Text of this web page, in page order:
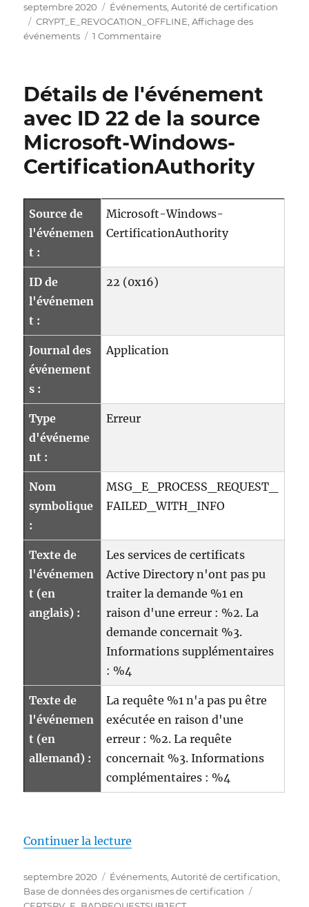
Publié
le
septembre 2020 Catégories
Événements ,Autorité de certification
Étiquettes
CRYPT_E_REVOCATION_OFFLINE ,Affichage des
événements
1 Commentairesur
mit
der
Quelle
Microsoft-
Détails de l'événement
avec ID 22 de la source
Microsoft-Windows-
CertificationAuthority
Source de
l'événemen
t :
Microsoft-Windows-
CertificationAuthority
ID de
l'événemen
t :
22 (0x16)
Journal des
événement
s :
Application
Type
d'événeme
nt :
Erreur
Nom
symbolique
:
MSG_E_PROCESS_REQUEST_
FAILED_WITH_INFO
Texte de
l'événemen
t (en
anglais) :
Les services de certificats
Active Directory n'ont pas pu
traiter la demande %1 en
raison d'une erreur : %2. La
demande concernait %3.
Informations supplémentaires
: %4
Texte de
l'événemen
t (en
allemand) :
La requête %1 n'a pas pu être
exécutée en raison d'une
erreur : %2. La requête
concernait %3. Informations
complémentaires : %4
Continuer la lecture
Publié
le
septembre 2020 Catégories
Événements ,Autorité de certification
Base de données des organismes de certification